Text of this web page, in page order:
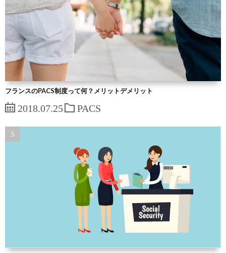
フランスのPACS制度って何？メリットデメリット
2018.07.25 PACS